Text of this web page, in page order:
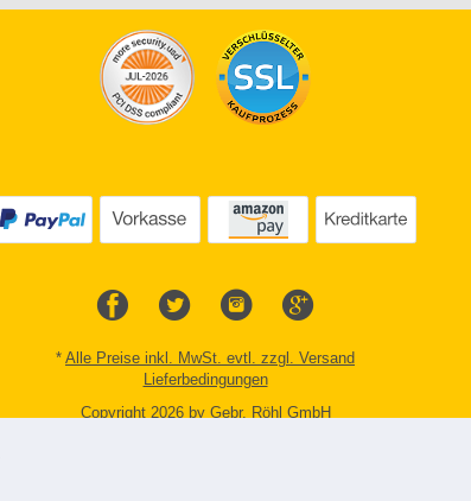
* Alle Preise inkl. MwSt. evtl. zzgl. Versand
Lieferbedingungen
Copyright 2026 by Gebr. Röhl GmbH